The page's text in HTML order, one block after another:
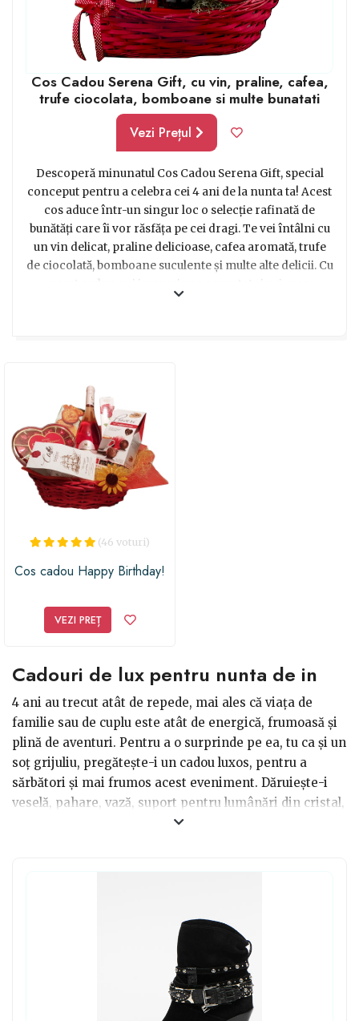
Cos Cadou Serena Gift, cu vin, praline, cafea,
trufe ciocolata, bomboane si multe bunatati
Vezi Prețul
Descoperă minunatul Cos Cadou Serena Gift, special
conceput pentru a celebra cei 4 ani de la nunta ta! Acest
cos aduce într-un singur loc o selecție rafinată de
bunătăți care îi vor răsfăța pe cei dragi. Te vei întâlni cu
un vin delicat, praline delicioase, cafea aromată, trufe
de ciocolată, bomboane suculente și multe alte delicii. Cu
acest cadou, vei impresiona garantat și vei crea
opțiune pentru a-ți arăta aprecierea și dragostea față de
cei dragi. Alege această idee minunată de cadou și
bucură-te de fiecare moment special al căsătoriei tale!
(46 voturi)
Cos cadou Happy Birthday!
VEZI PREȚ
Cadouri de lux pentru nunta de in
4 ani au trecut atât de repede, mai ales că viața de
familie sau de cuplu este atât de energică, frumoasă și
plină de aventuri. Pentru a o surprinde pe ea, tu ca și un
soț grijuliu, pregătește-i un cadou luxos, pentru a
sărbători și mai frumos acest eveniment. Dăruiește-i
veselă, pahare, vază, suport pentru lumânări din cristal,
ceas de mână sau de buzunar cu capac din cristal,